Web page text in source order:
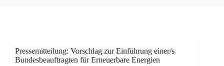
Pressemitteilung: Vorschlag zur Einführung einer/s
Bundesbeauftragten für Erneuerbare Energien